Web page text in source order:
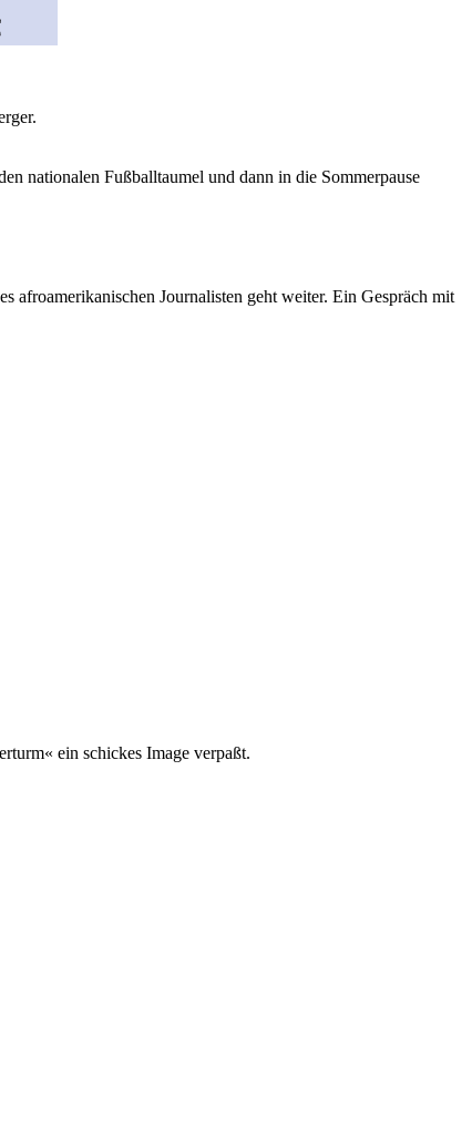
nationalen Fußballtaumel und dann in die Sommerpause
afroamerikanischen Journalisten geht weiter. Ein Gespräch mit
ein schickes Image verpaßt.